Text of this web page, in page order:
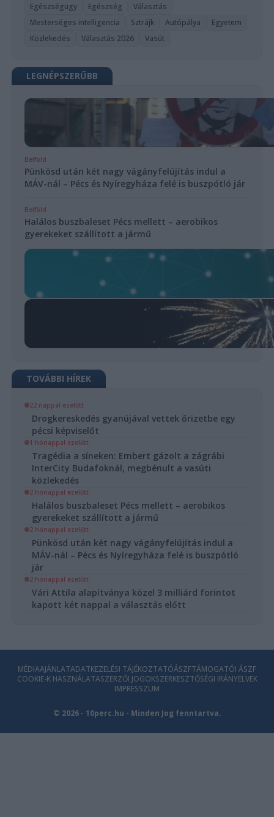
Egészségügy
Egészség
Választás
Mesterséges intelligencia
Sztrájk Autópálya
Egyetem
Közlekedés
Választás 2026 Vasút
LEGNÉPSZERŰBB
Belföld
Pünkösd után két nagy vágányfelújítás indul a
MÁV-nál – Pécs és Nyíregyháza felé is buszpótló jár
Belföld
Halálos buszbaleset Pécs mellett – aerobikos
gyerekeket szállított a jármű
TOVÁBBI HÍREK
22 nappal ezelőtt
Drogkereskedés gyanújával vettek őrizetbe egy
pécsi képviselőt
1 hónappal ezelőtt
Tragédia a síneken: Embert gázolt a zágrábi
InterCity Budafoknál, megbénult a vasúti
közlekedés
2 hónappal ezelőtt
Halálos buszbaleset Pécs mellett – aerobikos
gyerekeket szállított a jármű
2 hónappal ezelőtt
Pünkösd után két nagy vágányfelújítás indul a
MÁV-nál – Pécs és Nyíregyháza felé is buszpótló
jár
2 hónappal ezelőtt
Vári Attila alapítványa közel 3 milliárd forintot
kapott két nappal a választás előtt
MÉDIAAJÁNLATADATKEZELÉSI TÁJÉKOZTATÓÁSZFTÁMOGATÓI ÁSZF
COOKIE-K HASZNÁLATASZERZŐI JOGOKSZERKESZTŐSÉGI IRÁNYELVEK
IMPRESSZUM
© 2026 - 10perc.hu - Minden Jog fenntartva.